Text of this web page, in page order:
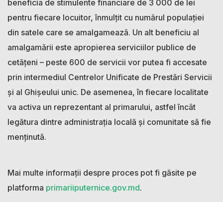
beneficia de stimulente financiare de 3 000 de lei
pentru fiecare locuitor, înmulțit cu numărul populației
din satele care se amalgamează. Un alt beneficiu al
amalgamării este apropierea serviciilor publice de
cetățeni – peste 600 de servicii vor putea fi accesate
prin intermediul Centrelor Unificate de Prestări Servicii
și al Ghișeului unic. De asemenea, în fiecare localitate
va activa un reprezentant al primarului, astfel încât
legătura dintre administrația locală și comunitate să fie
menținută.
Mai multe informații despre proces pot fi găsite pe
platforma primariiputernice.gov.md.